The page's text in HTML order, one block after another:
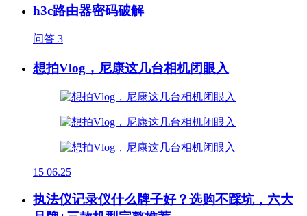
h3c路由器密码破解
问答 3
想拍Vlog，尼康这几台相机闭眼入
15 06.25
执法仪记录仪什么牌子好？选购不踩坑，六大